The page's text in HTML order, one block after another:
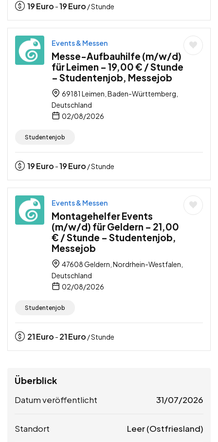
19Euro -19Euro / Stunde
Events & Messen
Messe-Aufbauhilfe (m/w/d)
für Leimen – 19,00 € / Stunde
– Studentenjob, Messejob
69181 Leimen, Baden-Württemberg,
Deutschland
02/08/2026
Studentenjob
19Euro -19Euro / Stunde
Events & Messen
Montagehelfer Events
(m/w/d) für Geldern – 21,00
€ / Stunde – Studentenjob,
Messejob
47608 Geldern, Nordrhein-Westfalen,
Deutschland
02/08/2026
Studentenjob
21Euro - 21Euro / Stunde
Überblick
Datum veröffentlicht 31/07/2026
Standort Leer (Ostfriesland)